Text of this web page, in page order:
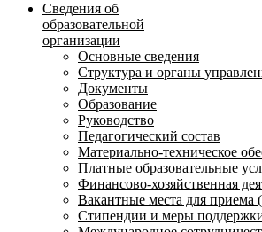
Сведения об
образовательной
организации
Основные сведения
Структура и органы
Документы
Образование
Руководство
Педагогический состав
Материально-техническое
Платные образовательные
Финансово-хозяйственная
Вакантные места для приема
Стипендии и меры